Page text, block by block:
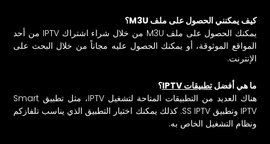
كيف يمكنني الحصول على ملف M3U؟
يمكنك الحصول على ملف M3U من خلال
شراء اشتراك IPTV
من أحد
المواقع الموثوقة، أو يمكنك الحصول عليه مجاناً من خلال البحث على
الإنترنت.
ما هي أفضلتطبيقات IPTV
؟
هناك العديد من التطبيقات المتاحة لتشغيل IPTV، مثل تطبيق Smart
IPTV وتطبيق SS IPTV. كذلك يمكنك اختيار التطبيق الذي يناسب تلفازكم
ونظام التشغيل الخاص به.